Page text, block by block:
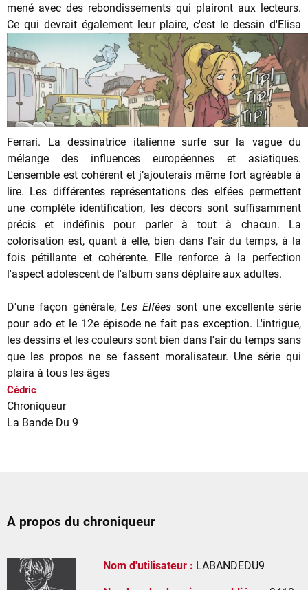
mené avec des rebondissements qui plairont aux lecteurs.
Ce qui devrait également leur plaire, c'est le dessin d'Elisa
Ferrari. La dessinatrice italienne surfe sur la vague du
mélange des influences européennes et asiatiques.
L'ensemble est cohérent et j’ajouterais même fort agréable à
lire. Les différentes représentations des elfées permettent
une complète identification, les décors sont suffisamment
précis et indéfinis pour parler à tout à chacun. La
colorisation est, quant à elle, bien dans l'air du temps, à la
fois pétillante et cohérente. Elle renforce à la perfection
l'aspect adolescent de l'album sans déplaire aux adultes.
D'une façon générale, Les Elfées sont une excellente série
pour ado et le 12e épisode ne fait pas exception. L'intrigue,
les dessins et les couleurs sont bien dans l'air du temps sans
que les propos ne se fassent moralisateur. Une série qui
plaira à tous les âges
Cédric
Chroniqueur
La Bande Du 9
A propos du chroniqueur
Nom d'utilisateur : LABANDEDU9